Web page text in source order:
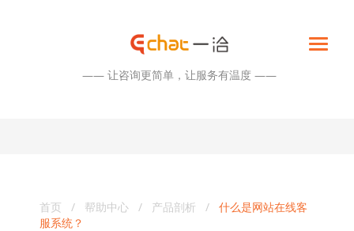
—— 让咨询更简单，让服务有温度 ——
首页 / 帮助中心 / 产品剖析 / 什么是网站在线客
服系统？